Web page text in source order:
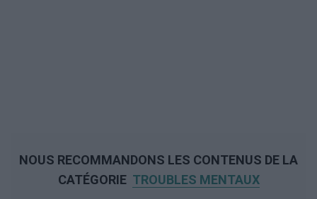
NOUS RECOMMANDONS LES CONTENUS DE LA
CATÉGORIE TROUBLES MENTAUX